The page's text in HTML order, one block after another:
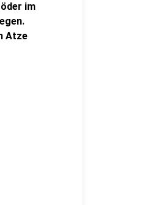
im
Atze